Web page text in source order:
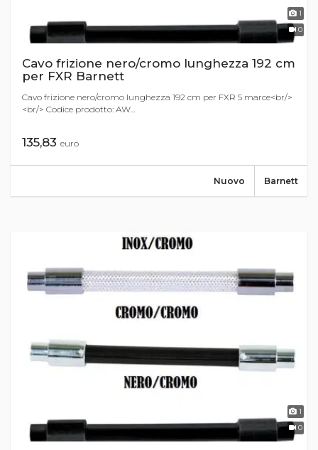
1
0
Cavo frizione nero/cromo lunghezza 192 cm
per FXR Barnett
Cavo frizione nero/cromo lunghezza 192 cm per FXR 5 marce<br/>
<br/> Codice prodotto: AW...
135,83 euro
Barnett
Nuovo
1
0